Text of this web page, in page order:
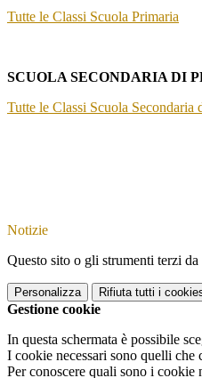
Tutte le Classi Scuola Primaria
SCUOLA SECONDARIA DI
Tutte le Classi Scuola Secondaria
Notizie
Questo sito o gli strumenti terzi
Personalizza Rifiuta tutti i
Gestione cookie
In questa schermata è possibile
I cookie necessari sono quelli
Per conoscere quali sono i cookie